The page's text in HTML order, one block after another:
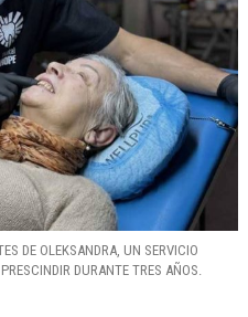
DE OLEKSANDRA, UN SERVICIO
DURANTE TRES AÑOS.